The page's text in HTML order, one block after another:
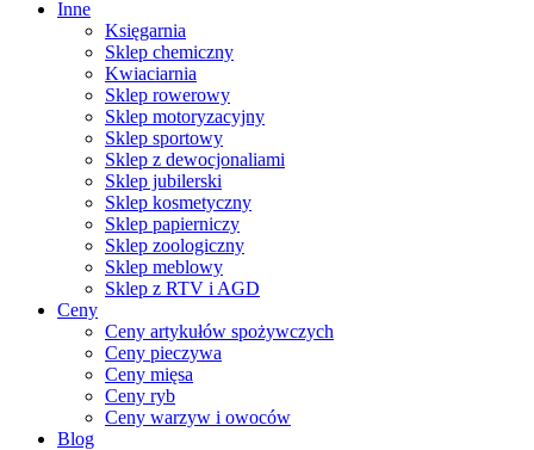
Inne
Księgarnia
Sklep chemiczny
Kwiaciarnia
Sklep rowerowy
Sklep motoryzacyjny
Sklep sportowy
Sklep z dewocjonaliami
Sklep jubilerski
Sklep kosmetyczny
Sklep papierniczy
Sklep zoologiczny
Sklep meblowy
Sklep z RTV i AGD
Ceny
Ceny artykułów spożywczych
Ceny pieczywa
Ceny mięsa
Ceny ryb
Ceny warzyw i owoców
Blog